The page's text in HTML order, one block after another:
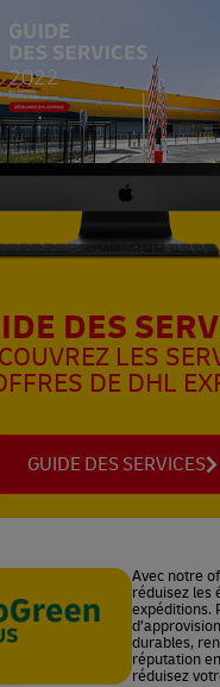
DES
LES
DE DHL
GUIDE DES SERVICES
Avec notre
réduisez les
expéditions.
durables,
réputation
réduisez